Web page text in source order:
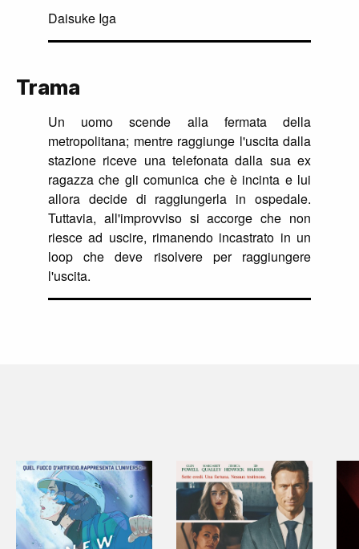
Daisuke Iga
Trama
Un uomo scende alla fermata della
metropolitana; mentre raggiunge l'uscita dalla
stazione riceve una telefonata dalla sua ex
ragazza che gli comunica che è incinta e lui
allora decide di raggiungerla in ospedale.
Tuttavia, all'improvviso si accorge che non
riesce ad uscire, rimanendo incastrato in un
loop che deve risolvere per raggiungere
l'uscita.